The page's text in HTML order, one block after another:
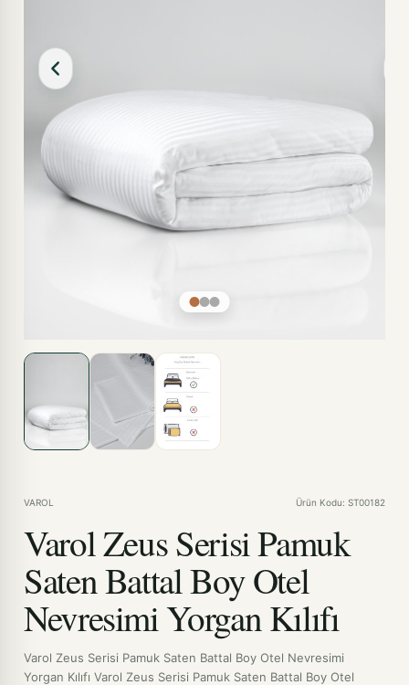
VAROL Ürün Kodu: ST00182
Varol Zeus Serisi Pamuk
Saten Battal Boy Otel
Nevresimi Yorgan Kılıfı
Varol Zeus Serisi Pamuk Saten Battal Boy Otel Nevresimi
Yorgan Kılıfı Varol Zeus Serisi Pamuk Saten Battal Boy Otel